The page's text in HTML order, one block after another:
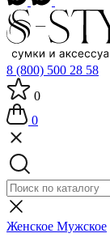
8 (800) 500 28 58
0
0
Женское Мужское